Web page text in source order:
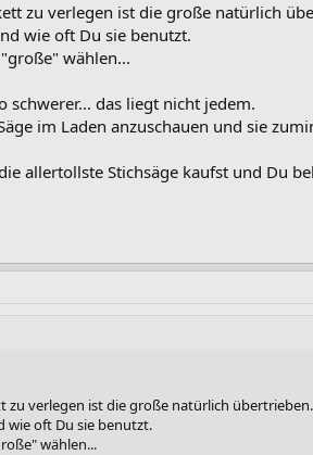
zu verlegen ist die große natürlich
wie oft Du sie benutzt.
wählen...
schwerer... das liegt nicht jedem.
im Laden anzuschauen und sie
allertollste Stichsäge kaufst und Du
zu verlegen ist die große natürlich übertrieben.
wie oft Du sie benutzt.
wählen...